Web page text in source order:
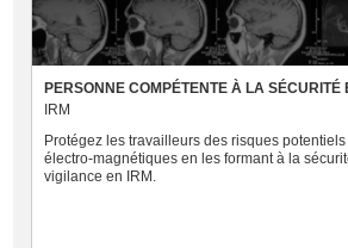
PERSONNE COMPÉTENTE À LA SÉCURITÉ
IRM
Protégez les travailleurs des risques
électro-magnétiques en les formant à la
vigilance en IRM.